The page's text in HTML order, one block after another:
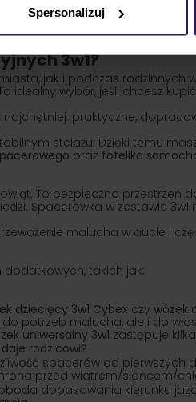
Spersonalizuj
3w1?
jak i podczas rodzinnych
idealny wybór, jeśli chcesz
praktyczne,
stelażu. Dzięki temu
oraz fotelika
To bezpieczna przestrzeń
Spacerówka w zestawie
malucha w aucie i
dodatkowych, takich jak:
dziecięcy 3w1 Cybex czy wózek
potrzeb malucha, ale i do
uniwersalny 3w1 zastępuje
rodzicowi?
spacerów od pierwszych
przed wiatrem/słońcem/
dopasowania kierunku